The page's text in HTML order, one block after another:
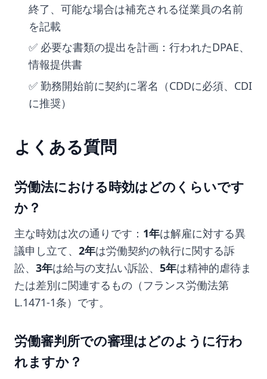
終了、可能な場合は補充される従業員の名前
を記載
✅ 必要な書類の提出を計画：行われたDPAE、
情報提供書
✅ 勤務開始前に契約に署名（CDDに必須、CDI
に推奨）
よくある質問
労働法における時効はどのくらいです
か？
主な時効は次の通りです： 1年は解雇に対する異
議申し立て、 2年は労働契約の執行に関する訴
訟、 3年は給与の支払い訴訟、 5年は精神的虐待ま
たは差別に関連するもの（フランス労働法第
L.1471-1条）です。
労働審判所での審理はどのように行わ
れますか？